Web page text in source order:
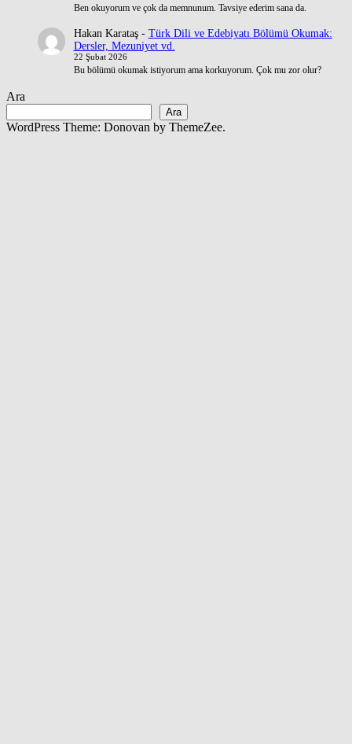
Ben okuyorum ve çok da memnunum. Tavsiye ederim sana da.
Hakan Karataş- Türk Dili ve Edebiyatı Bölümü Okumak:
Dersler, Mezuniyet vd.
22 Şubat 2026
Bu bölümü okumak istiyorum ama korkuyorum. Çok mu zor olur?
Ara
Ara
WordPress Theme: Donovan by ThemeZee.